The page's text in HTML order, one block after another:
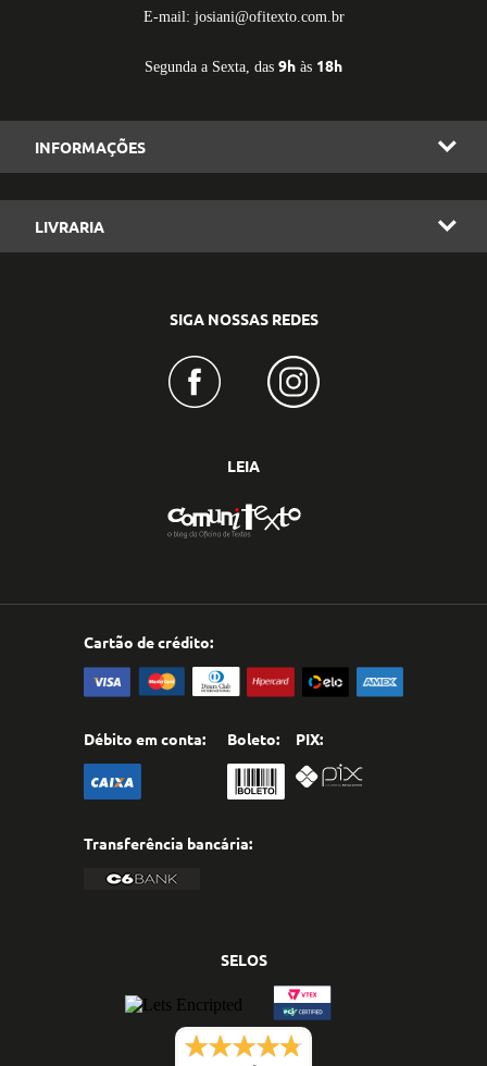
E-mail: josiani@ofitexto.com.br
Segunda a Sexta, das 9h às 18h
INFORMAÇÕES
LIVRARIA
SIGA NOSSAS REDES
LEIA
Cartão de crédito:
Débito em conta: Boleto: PIX:
Transferência bancária:
SELOS